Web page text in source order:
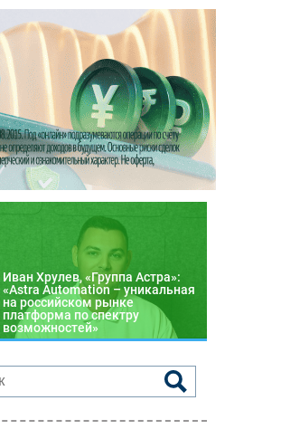
Иван Хрулев, «Группа Астра»:
«Astra Automation – уникальная
на российском рынке
платформа по спектру
возможностей»